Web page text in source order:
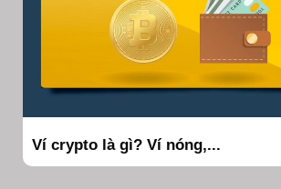
Ví crypto là gì? Ví nóng,...